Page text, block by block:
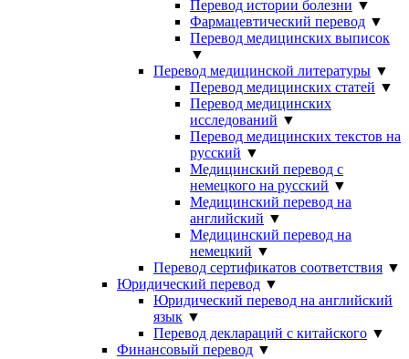
Перевод истории болезни ▼
Фармацевтический перевод ▼
Перевод медицинских выписок
▼
Перевод медицинской литературы ▼
Перевод медицинских статей ▼
Перевод медицинских
исследований ▼
Перевод медицинских текстов на
русский ▼
Медицинский перевод с
немецкого на русский ▼
Медицинский перевод на
английский ▼
Медицинский перевод на
немецкий ▼
Перевод сертификатов соответствия ▼
Юридический перевод ▼
Юридический перевод на английский
язык ▼
Перевод деклараций с китайского ▼
Финансовый перевод ▼